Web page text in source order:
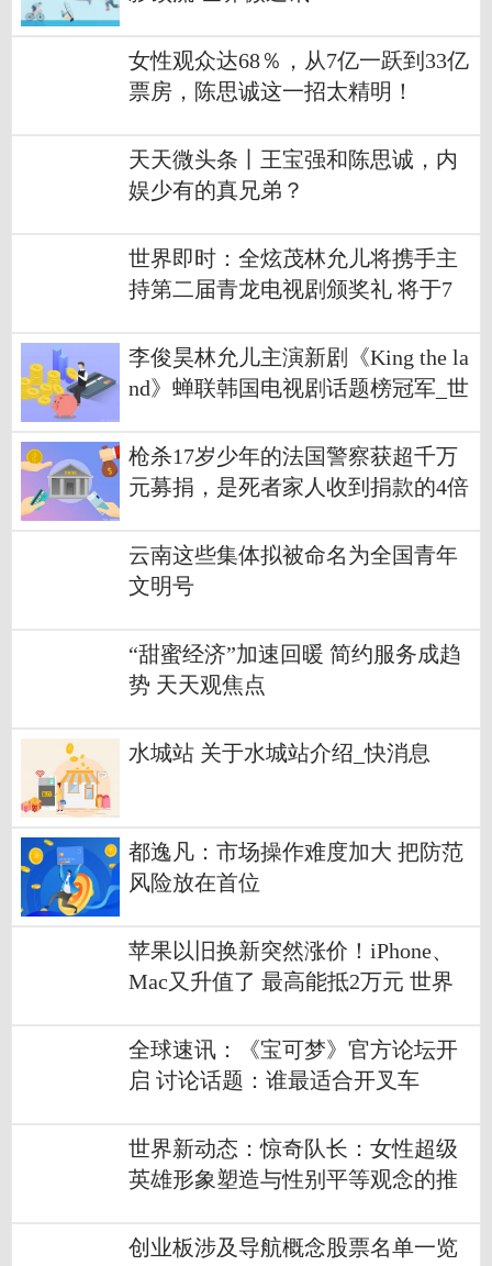
女性观众达68％，从7亿一跃到33亿
票房，陈思诚这一招太精明！
天天微头条丨王宝强和陈思诚，内
娱少有的真兄弟？
世界即时：全炫茂林允儿将携手主
持第二届青龙电视剧颁奖礼 将于7
李俊昊林允儿主演新剧《King the la
nd》蝉联韩国电视剧话题榜冠军_世
枪杀17岁少年的法国警察获超千万
元募捐，是死者家人收到捐款的4倍
云南这些集体拟被命名为全国青年
文明号
“甜蜜经济”加速回暖 简约服务成趋
势 天天观焦点
水城站 关于水城站介绍_快消息
都逸凡：市场操作难度加大 把防范
风险放在首位
苹果以旧换新突然涨价！iPhone、
Mac又升值了 最高能抵2万元 世界
全球速讯：《宝可梦》官方论坛开
启 讨论话题：谁最适合开叉车
世界新动态：惊奇队长：女性超级
英雄形象塑造与性别平等观念的推
创业板涉及导航概念股票名单一览